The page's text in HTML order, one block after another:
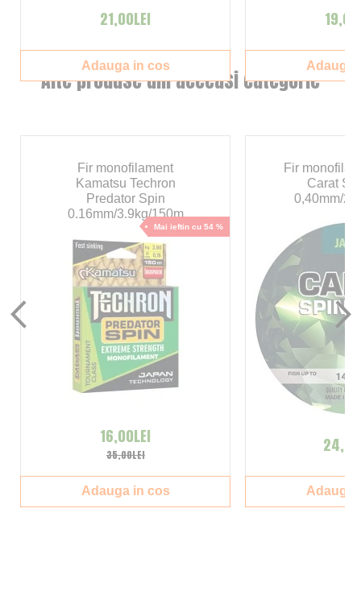
Alte produse din aceeasi categorie
Fir monofilament
Kamatsu Techron
Predator Spin
0.16mm/3.9kg/150m
Mai ieftin cu 54 %
35,00LEI
16,00LEI
Adauga in cos
Fir
Carat
0,40mm/
Adauga
21,00LEI
Adauga in cos Adauga